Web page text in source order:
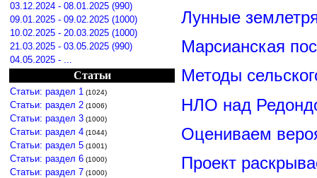
03.12.2024 - 08.01.2025 (990)
09.01.2025 - 09.02.2025 (1000)
10.02.2025 - 20.03.2025 (1000)
21.03.2025 - 03.05.2025 (990)
04.05.2025 - ...
Статьи
Статьи: раздел 1 (1024)
Статьи: раздел 2 (1006)
Статьи: раздел 3 (1000)
Статьи: раздел 4 (1044)
Статьи: раздел 5 (1001)
Статьи: раздел 6 (1000)
Статьи: раздел 7 (1000)
Лунные
Марсианская
Методы
НЛО над
Оцениваем
Проект